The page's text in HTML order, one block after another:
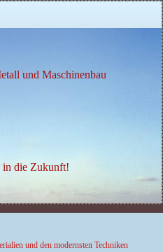
und Maschinenbau
in die Zukunft!
und den modernsten Techniken